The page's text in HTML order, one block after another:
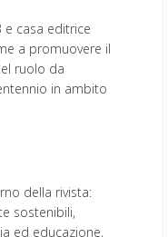
B e casa editrice
a promuovere il
ruolo da
in ambito
della rivista:
sostenibili,
ed educazione,